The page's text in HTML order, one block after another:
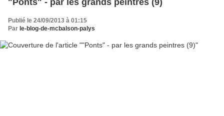
"Ponts" - par les grands peintres (9)
Publié le 24/09/2013 à 01:15
Par le-blog-de-mcbalson-palys